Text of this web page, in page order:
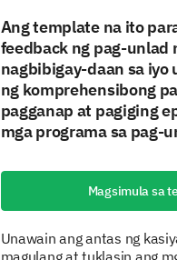
Ang template na ito
feedback ng pag-unlad
nagbibigay-daan sa iyo
ng komprehensibong
pagganap at pagiging
mga programa sa pag-
Magsimula sa
Unawain ang antas ng
magulang at tuklasin ang